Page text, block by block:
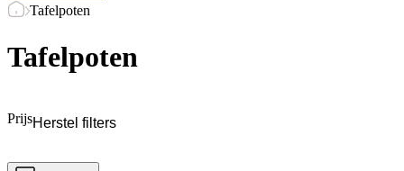
Tafelpoten
Tafelpoten
PrijsHerstel filters